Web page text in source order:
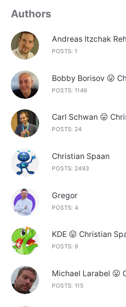
Authors
Andreas Itzchak
POSTS: 1
Bobby Borisov 😛
POSTS: 1149
Carl Schwan 😛
POSTS: 24
Christian Spaan
POSTS: 2493
Gregor
POSTS: 4
KDE 😛 Christian
POSTS: 9
Michael Larabel 😛
POSTS: 115